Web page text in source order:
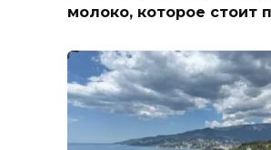
молоко, которое стоит